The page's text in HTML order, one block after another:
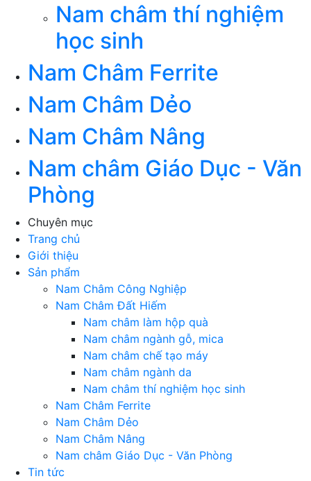
Nam châm thí nghiệm
học sinh
Nam Châm Ferrite
Nam Châm Dẻo
Nam Châm Nâng
Nam châm Giáo Dục - Văn
Phòng
Chuyên mục
Trang chủ
Giới thiệu
Sản phẩm
Nam Châm Công Nghiệp
Nam Châm Đất Hiếm
Nam châm làm hộp quà
Nam châm ngành gỗ, mica
Nam châm chế tạo máy
Nam châm ngành da
Nam châm thí nghiệm học sinh
Nam Châm Ferrite
Nam Châm Dẻo
Nam Châm Nâng
Nam châm Giáo Dục - Văn Phòng
Tin tức